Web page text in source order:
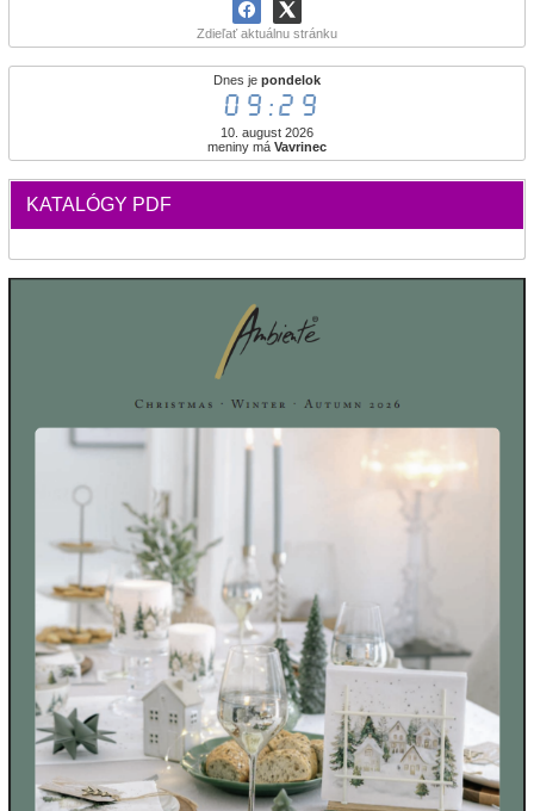
Zdieľať aktuálnu stránku
Dnes je pondelok
09:29
10. august 2026
meniny má Vavrinec
KATALÓGY PDF